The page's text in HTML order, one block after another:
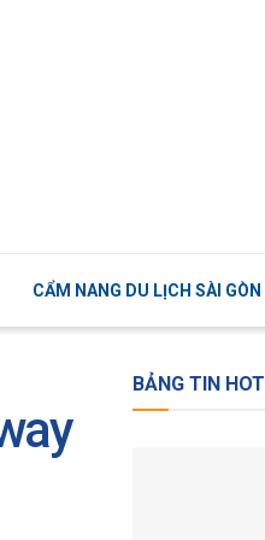
CẨM NANG DU LỊCH SÀI GÒN
BẢNG TIN HOT